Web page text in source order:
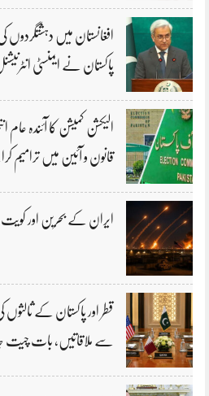
افغانستان میں دہشتگردوں
پاکستان نے ایمنسٹی
الیکشن کمیشن کا آئندہ عام
قانون و آئین میں ترامیم
ایران کے بحرین اور کویت
قطر اور پاکستان کے ثالثوں
سے ملاقاتیں، بات چیت